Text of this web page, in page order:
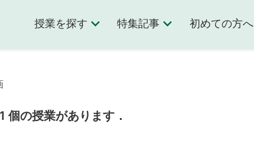
授業を探す 特集記事 初めての方へ
個の授業があります．